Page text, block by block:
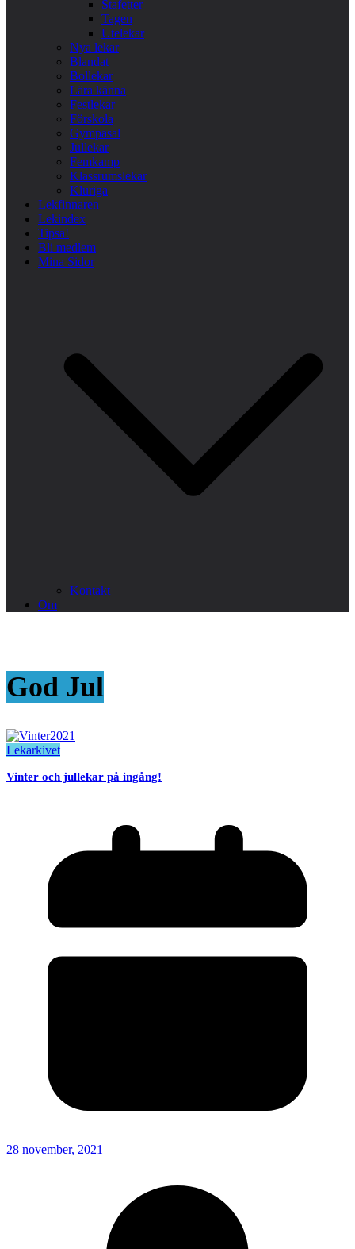
Stafetter
Tagen
Utelekar
Nya lekar
Blandat
Bollekar
Lära känna
Festlekar
Förskola
Gympasal
Jullekar
Femkamp
Klassrumslekar
Kluriga
Lekfinnaren
Lekindex
Tipsa!
Bli medlem
Mina Sidor
Kontakt
Om
God Jul
Lekarkivet
Vinter och jullekar på ingång!
28 november, 2021